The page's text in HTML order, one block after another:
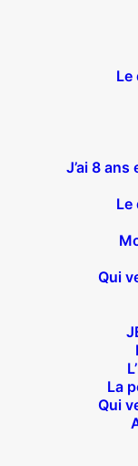
Le
J’ai 8 ans
Le
Qui
La
Qui
14 bis rue
Joffrin /